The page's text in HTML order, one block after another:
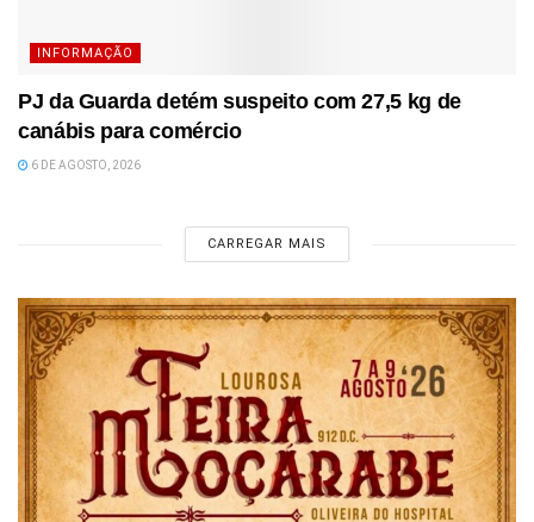
INFORMAÇÃO
PJ da Guarda detém suspeito com 27,5 kg de
canábis para comércio
6 DE AGOSTO, 2026
CARREGAR MAIS